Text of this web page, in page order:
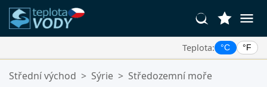
Teplota: °C °F
Vaše Oblíbené Lokality:
Střední východ > Sýrie > Středozemní moře